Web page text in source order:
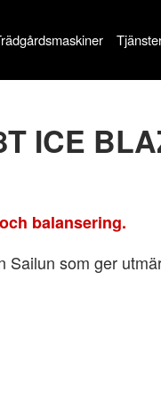
ICE
balansering.
Sailun som ger